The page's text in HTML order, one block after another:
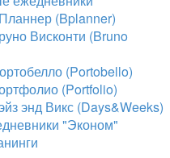
(Bplanner)
Висконти (Bruno
(Portobello)
(Portfolio)
энд Викс (Days&Weeks)
"Эконом"